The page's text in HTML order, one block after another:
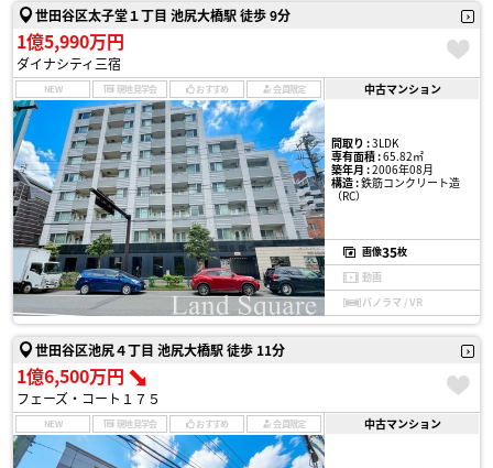
世田谷区太子堂１丁目 池尻大橋駅 徒歩 9分
1億5,990万円
ダイナシティ三宿
NEW 現地見学会 おすすめ 会員限定 中古マンション
間取り :3LDK
専有面積 :65.82㎡
築年月 :2006年08月
構造 :鉄筋コンクリート造
（RC）
画像35枚
動画
パノラマ / VR
世田谷区池尻４丁目 池尻大橋駅 徒歩 11分
1億6,500万円
フェーズ・コート１７５
NEW 現地見学会 おすすめ 会員限定 中古マンション